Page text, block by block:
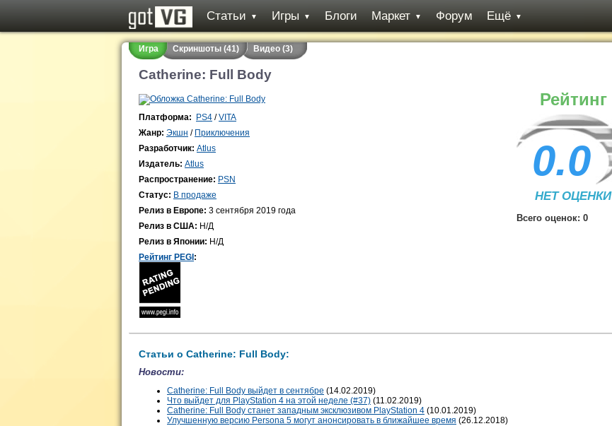
Статьи ▼ Игры ▼ Блоги Маркет ▼ Форум Ещё ▼
Игра Скриншоты (41) Видео (3)
Catherine: Full Body
Рейтинг
0.0
НЕТ ОЦЕНКИ
Всего оценок: 0
Платформа: PS4 /VITA
Жанр: Экшн / Приключения
Разработчик: Atlus
Издатель: Atlus
Распространение: PSN
Статус: В продаже
Релиз в Европе: 3 сентября 2019 года
Релиз в США: Н/Д
Релиз в Японии: Н/Д
Рейтинг PEGI :
Статьи о Catherine: Full Body:
Новости:
Catherine: Full Body выйдет в сентябре (14.02.2019)
Что выйдет для PlayStation 4 на этой неделе (#37) (11.02.2019)
Catherine: Full Body станет западным эксклюзивом PlayStation 4 (10.01.2019)
Улучшенную версию Persona 5 могут анонсировать в ближайшее время (26.12.2018)